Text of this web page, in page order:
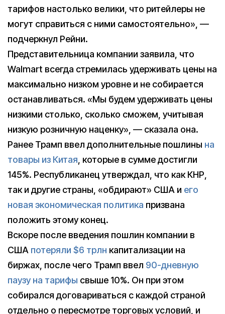
тарифов настолько велики, что ритейлеры не
могут справиться с ними самостоятельно», —
подчеркнул Рейни.
Представительница компании заявила, что
Walmart всегда стремилась удерживать цены на
максимально низком уровне и не собирается
останавливаться. «Мы будем удерживать цены
низкими столько, сколько сможем, учитывая
низкую розничную наценку», — сказала она.
Ранее Трамп ввел дополнительные пошлины на
товары из Китая, которые в сумме достигли
145%. Республиканец утверждал, что как КНР,
так и другие страны, «обдирают» США и его
новая экономическая политика призвана
положить этому конец.
Вскоре после введения пошлин компании в
США потеряли $6 трлн капитализации на
биржах, после чего Трамп ввел 90-дневную
паузу на тарифы свыше 10%. Он при этом
собирался договариваться с каждой страной
отдельно о пересмотре торговых условий, и